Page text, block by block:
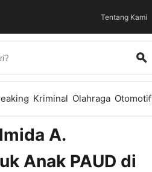
Tentang Kami
Kriminal Olahraga Otomotif
A.
Anak PAUD di